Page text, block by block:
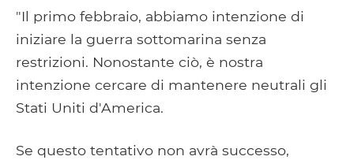
"Il primo febbraio, abbiamo intenzione di
iniziare la guerra sottomarina senza
restrizioni. Nonostante ciò, è nostra
intenzione cercare di mantenere neutrali gli
Stati Uniti d'America.
Se questo tentativo non avrà successo,